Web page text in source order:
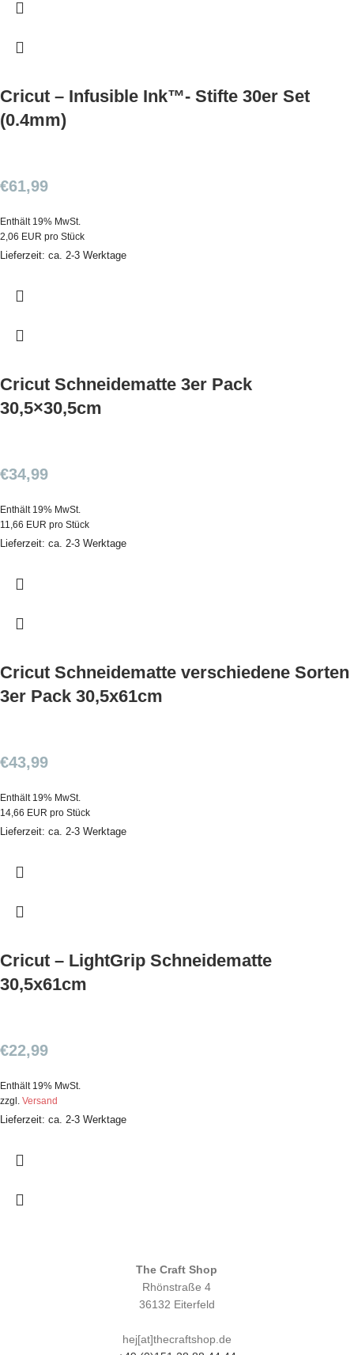
Cricut – Infusible Ink™- Stifte 30er Set
(0.4mm)
€61,99
Enthält 19% MwSt.
2,06 EUR pro Stück
Lieferzeit: ca. 2-3 Werktage
Cricut Schneidematte 3er Pack
30,5×30,5cm
€34,99
Enthält 19% MwSt.
11,66 EUR pro Stück
Lieferzeit: ca. 2-3 Werktage
Cricut Schneidematte verschiedene Sorten
3er Pack 30,5x61cm
€43,99
Enthält 19% MwSt.
14,66 EUR pro Stück
Lieferzeit: ca. 2-3 Werktage
Cricut – LightGrip Schneidematte
30,5x61cm
€22,99
Enthält 19% MwSt.
zzgl. Versand
Lieferzeit: ca. 2-3 Werktage
The Craft Shop
Rhönstraße 4
36132 Eiterfeld
hej[at]thecraftshop.de